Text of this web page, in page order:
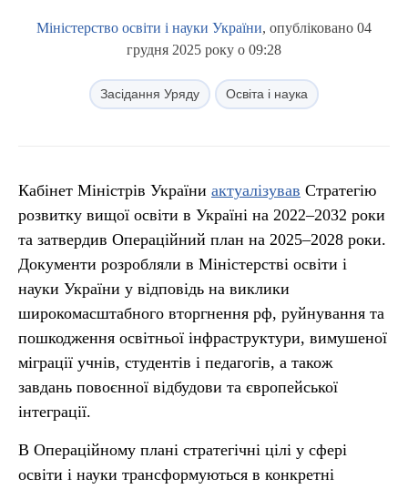
Міністерство освіти і науки України, опубліковано 04
грудня 2025 року о 09:28
Засідання Уряду Освіта і наука
Кабінет Міністрів України актуалізував Стратегію
розвитку вищої освіти в Україні на 2022–2032 роки
та затвердив Операційний план на 2025–2028 роки.
Документи розробляли в Міністерстві освіти і
науки України у відповідь на виклики
широкомасштабного вторгнення рф, руйнування та
пошкодження освітньої інфраструктури, вимушеної
міграції учнів, студентів і педагогів, а також
завдань повоєнної відбудови та європейської
інтеграції.
В Операційному плані стратегічні цілі у сфері
освіти і науки трансформуються в конкретні